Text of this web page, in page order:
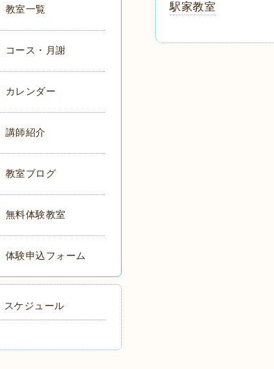
駅家教室
教室一覧
コース・月謝
カレンダー
講師紹介
教室ブログ
無料体験教室
体験申込フォーム
スケジュール